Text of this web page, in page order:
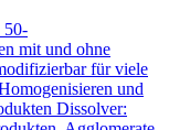
50-
mit und ohne
für viele
und
Dissolver: